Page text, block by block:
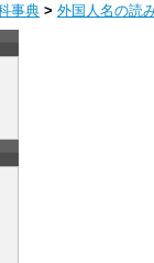
事典 > 外国人名の読